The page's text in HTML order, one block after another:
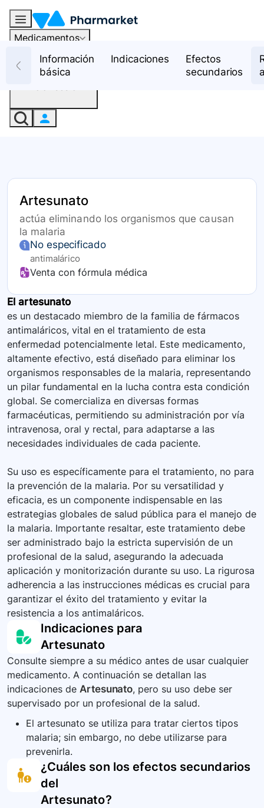
Medicamentos
RecursosInformación
básica
Indicaciones
Efectos
secundarios
Artesunato
actúa eliminando los organismos que causan
la malaria
No especificado
antimalárico
Venta con fórmula médica
El artesunato
es un destacado miembro de la familia de fármacos
antimaláricos, vital en el tratamiento de esta
enfermedad potencialmente letal. Este medicamento,
altamente efectivo, está diseñado para eliminar los
organismos responsables de la malaria, representando
un pilar fundamental en la lucha contra esta condición
global. Se comercializa en diversas formas
farmacéuticas, permitiendo su administración por vía
intravenosa, oral y rectal, para adaptarse a las
necesidades individuales de cada paciente.
Su uso es específicamente para el tratamiento, no para
la prevención de la malaria. Por su versatilidad y
eficacia, es un componente indispensable en las
estrategias globales de salud pública para el manejo de
la malaria. Importante resaltar, este tratamiento debe
ser administrado bajo la estricta supervisión de un
profesional de la salud, asegurando la adecuada
aplicación y monitorización durante su uso. La rigurosa
adherencia a las instrucciones médicas es crucial para
garantizar el éxito del tratamiento y evitar la
resistencia a los antimaláricos.
Indicaciones para
Artesunato
Consulte siempre a su médico antes de usar cualquier
medicamento. A continuación se detallan las
indicaciones de Artesunato, pero su uso debe ser
supervisado por un profesional de la salud.
El artesunato se utiliza para tratar ciertos tipos
malaria; sin embargo, no debe utilizarse para
prevenirla.
¿Cuáles son los efectos secundarios
del
Artesunato?